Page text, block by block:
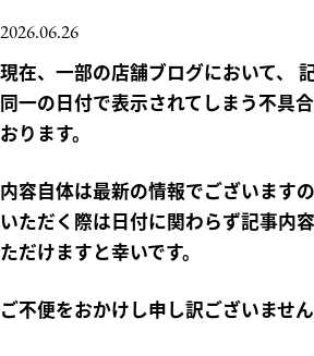
News & Press Release
Recruit
Contact
コンタクト
Shop
2026.06.26
現在、一部の店舗ブログにおいて、
同一の日付で表示されてしまう不具
おります。
内容自体は最新の情報でございます
いただく際は日付に関わらず記事内
ただけますと幸いです。
ご不便をおかけし申し訳ございません